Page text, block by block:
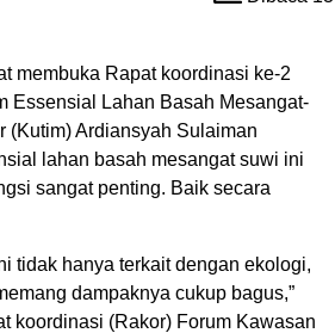
membuka Rapat koordinasi ke-2
Essensial Lahan Basah Mesangat-
(Kutim) Ardiansyah Sulaiman
lahan basah mesangat suwi ini
sangat penting. Baik secara
tidak hanya terkait dengan ekologi,
dampaknya cukup bagus,”
koordinasi (Rakor) Forum Kawasan